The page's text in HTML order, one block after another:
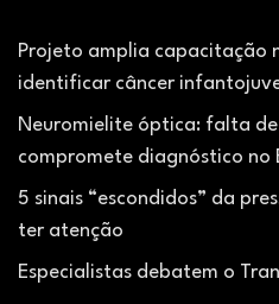
Projeto amplia capacitação
identificar câncer
Neuromielite óptica: falta
compromete diagnóstico no
5 sinais “escondidos” da
ter atenção
Especialistas debatem o